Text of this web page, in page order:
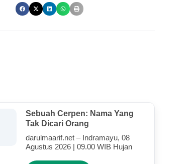
Sebuah Cerpen: Nama Yang
Tak Dicari Orang
darulmaarif.net – Indramayu, 08
Agustus 2026 | 09.00 WIB Hujan